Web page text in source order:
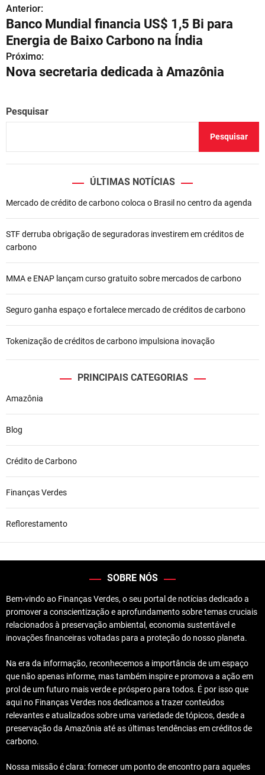
N
a
v
e
a
ã
d
e
P
o
s
t
Anterior:
Banco Mundial financia US$ 1,5 Bi para
Energia de Baixo Carbono na Índia
Próximo:
Nova secretaria dedicada à Amazônia
Pesquisar
Pesquisar
ÚLTIMAS NOTÍCIAS
Mercado de crédito de carbono coloca o Brasil no centro da agenda
STF derruba obrigação de seguradoras investirem em créditos de
carbono
MMA e ENAP lançam curso gratuito sobre mercados de carbono
Seguro ganha espaço e fortalece mercado de créditos de carbono
Tokenização de créditos de carbono impulsiona inovação
PRINCIPAIS CATEGORIAS
Amazônia
Blog
Crédito de Carbono
Finanças Verdes
Reflorestamento
SOBRE NÓS
Bem-vindo ao Finanças Verdes, o seu portal de notícias dedicado a
promover a conscientização e aprofundamento sobre temas cruciais
relacionados à preservação ambiental, economia sustentável e
inovações financeiras voltadas para a proteção do nosso planeta.
Na era da informação, reconhecemos a importância de um espaço
que não apenas informe, mas também inspire e promova a ação em
prol de um futuro mais verde e próspero para todos. É por isso que
aqui no Finanças Verdes nos dedicamos a trazer conteúdos
relevantes e atualizados sobre uma variedade de tópicos, desde a
preservação da Amazônia até as últimas tendências em créditos de
carbono.
Nossa missão é clara: fornecer um ponto de encontro para aqueles